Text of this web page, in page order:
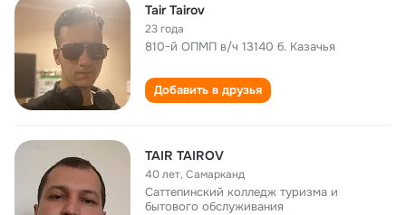
Tair Tairov
23 года
810-й ОПМП в/ч 13140 б. Казачья
Добавить в друзья
TAIR TAIROV
40 лет,Самарканд
Саттепинский колледж туризма и
бытового обслуживания